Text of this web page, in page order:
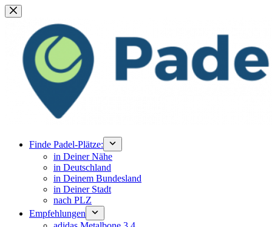
Zum
Inhalt
springen
Finde Padel-Plätze:
in Deiner Nähe
in Deutschland
in Deinem Bundesland
in Deiner Stadt
nach PLZ
Empfehlungen